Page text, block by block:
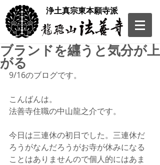
​浄土真宗東本願寺派
ブランドを纒うと気分が上
がる
9/16のブログです。
こんばんは。
法善寺住職の中山龍之介です。
今日は三連休の初日でした。三連休だ
ろうがなんだろうがお寺が休みになる
ことはありませんので個人的にはあま